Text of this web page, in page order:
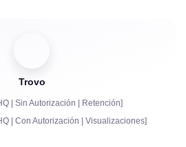
de Pago | Primes
Bots de chat
en Vivo en el Chat
Trovo
| Sin Autorización | Retención]
| Con Autorización | Visualizaciones]